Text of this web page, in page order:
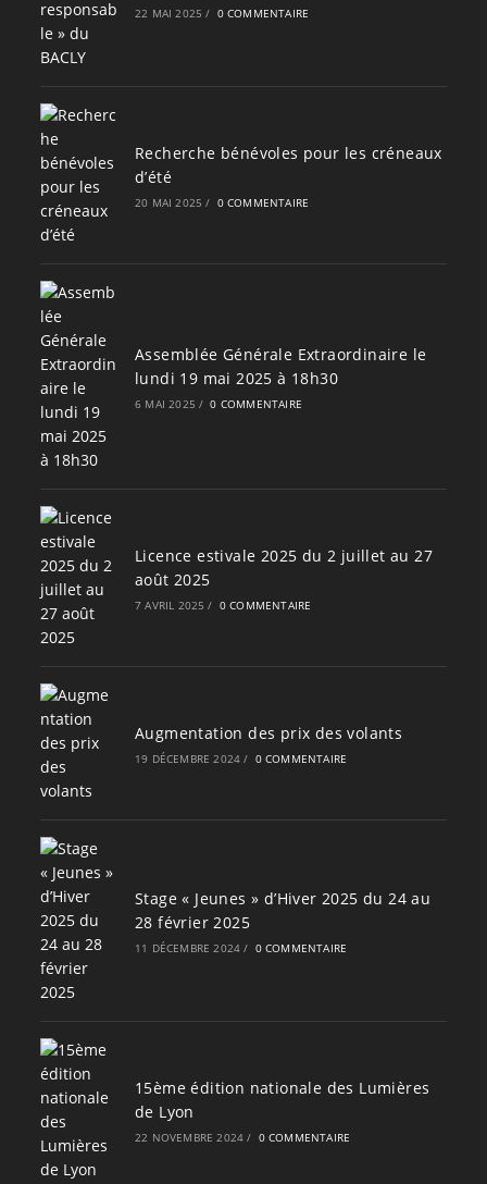
22 MAI 2025 / 0 COMMENTAIRE
Recherche bénévoles pour les créneaux
d’été
20 MAI 2025 / 0 COMMENTAIRE
Assemblée Générale Extraordinaire le
lundi 19 mai 2025 à 18h30
6 MAI 2025 / 0 COMMENTAIRE
Licence estivale 2025 du 2 juillet au 27
août 2025
7 AVRIL 2025 / 0 COMMENTAIRE
Augmentation des prix des volants
19 DÉCEMBRE 2024 / 0 COMMENTAIRE
Stage « Jeunes » d’Hiver 2025 du 24 au
28 février 2025
11 DÉCEMBRE 2024 / 0 COMMENTAIRE
15ème édition nationale des Lumières
de Lyon
22 NOVEMBRE 2024 / 0 COMMENTAIRE